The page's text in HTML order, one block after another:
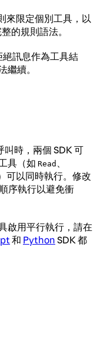
來限定個別工具，以
的規則語法。
訊息作為工具結
繼續。
時，兩個 SDK 可
具（如 Read
可以同時執行。修改
序執行以避免衝
啟用平行執行，請在
和 Python SDK 都